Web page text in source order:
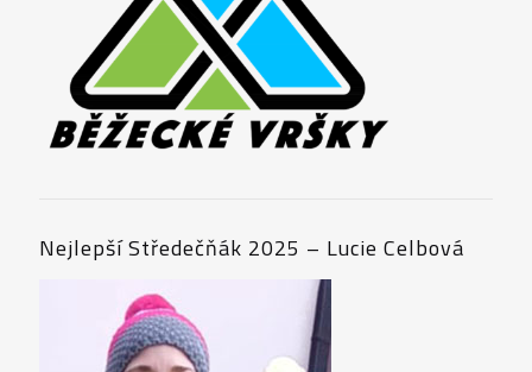
BIŠÍK 2016
BIŠÍK 2013
BIŠÍK 2012
Nejlepší Středečňák 2025 – Lucie Celbová